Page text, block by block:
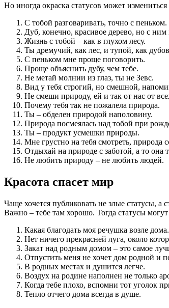
Но иногда окраска статусов может
С тобой разговаривать, точно с пеньком.
Дуб, конечно, красивое дерево, но с ним
Жизнь с тобой – как в глухом лесу.
Ты дремучий, как лес, и тупой, как
С пеньком мне проще поговорить.
Проще объяснить дубу, чем тебе.
Не метай молнии из глаз, ты не Зевс.
Вид у тебя строгий, но смешной,
Не смеши природу, ей и так от нас от
Почему тебя так не пожалела природа.
Ты – обделен природой наполовину.
Природа посмеялась над тобой при
Ты – продукт усмешки природы.
Мне грустно на тебя смотреть, природа
Отдыхай на природе с заботой, а то она
Не любить природу – не любить людей.
Красота спасет мир
Чаще хочется публиковать не злые статусы, а
Важно – тебе там хорошо. Тогда статусы могут
Какая благодать моя речушка возле дома.
Нет ничего прекрасней луга, около
Закат над родным домом – это самое
Отпустить меня не хочет дом родной и
В родных местах и душится легче.
Воздух на родине наполнен не только
Когда тебе плохо, вспомни тот уголок
Тепло отчего дома всегда в душе.